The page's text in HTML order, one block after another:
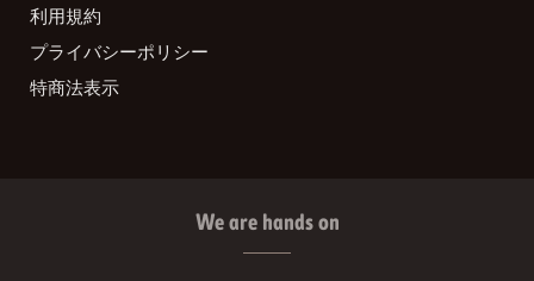
利用規約
プライバシーポリシー
特商法表示
We are hands on